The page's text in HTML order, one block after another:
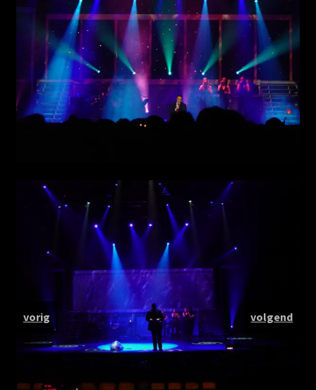
Wachtwoord vergeten
WebWinkel
Afrekenen
Algemene voorwaarden
Privacybeleid
vorig volgend